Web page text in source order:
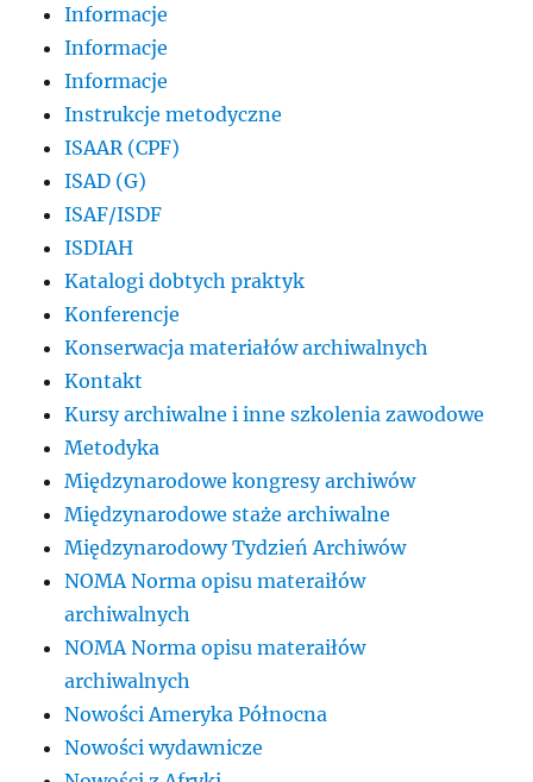
Informacje
Informacje
Informacje
Instrukcje metodyczne
ISAAR (CPF)
ISAD (G)
ISAF/ISDF
ISDIAH
Katalogi dobtych praktyk
Konferencje
Konserwacja materiałów archiwalnych
Kontakt
Kursy archiwalne i inne szkolenia zawodowe
Metodyka
Międzynarodowe kongresy archiwów
Międzynarodowe staże archiwalne
Międzynarodowy Tydzień Archiwów
NOMA Norma opisu materaiłów
archiwalnych
NOMA Norma opisu materaiłów
archiwalnych
Nowości Ameryka Północna
Nowości wydawnicze